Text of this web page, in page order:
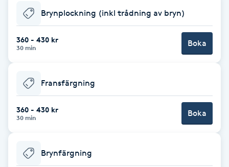
Bröllopsuppsättning
Coachning
Color correction
Brynplockning (inkl trådning av bryn)
360 - 430 kr
30 min Boka
Fransfärgning
360 - 430 kr
30 min Boka
Brynfärgning